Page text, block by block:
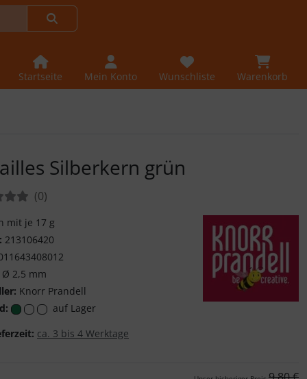
Startseite Mein Konto Wunschliste Warenkorb
Silberkern grün
(0Bewertungen
)
mit je 17 g
213106420
Ø 2,5 mm
Knorr Prandell
auf Lager
ca. 3 bis 4 Werktage